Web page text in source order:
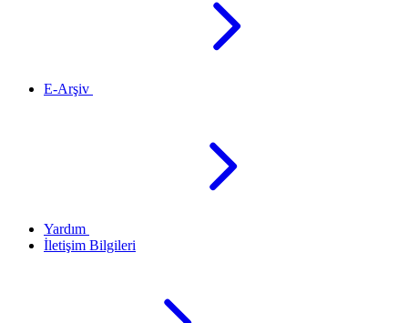
E-Arşiv
Yardım
İletişim Bilgileri